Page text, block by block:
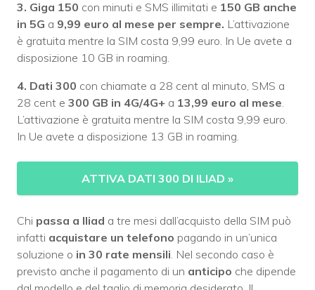
3. Giga 150 con minuti e SMS illimitati e 150 GB anche
in 5G a 9,99 euro al mese per sempre. L’attivazione
è gratuita mentre la SIM costa 9,99 euro. In Ue avete a
disposizione 10 GB in roaming.
4. Dati 300 con chiamate a 28 cent al minuto, SMS a
28 cent e 300 GB in 4G/4G+ a 13,99 euro al mese
L’attivazione è gratuita mentre la SIM costa 9,99 euro.
In Ue avete a disposizione 13 GB in roaming.
ATTIVA DATI 300 DI ILIAD »
Chi passa a Iliad a tre mesi dall’acquisto della SIM può
infatti acquistare un telefono pagando in un’unica
soluzione o in 30 rate mensili . Nel secondo caso è
previsto anche il pagamento di un anticipo che dipende